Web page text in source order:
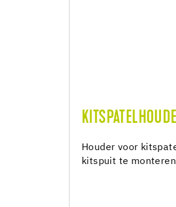
Houder voor
kitspuit te monteren